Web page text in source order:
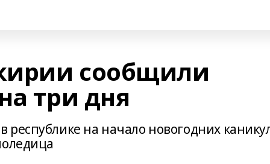
сообщили
три дня
на начало новогодних